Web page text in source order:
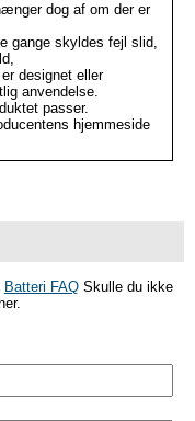
dog af om der er
gange skyldes fejl slid,
designet eller
anvendelse.
passer.
hjemmeside
Batteri FAQ Skulle du ikke